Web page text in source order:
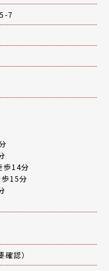
7
歩14分
15分
確認）